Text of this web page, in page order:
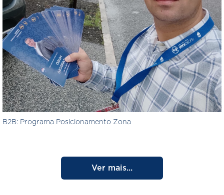
B2B: Programa Posicionamento Zona
Ver mais...